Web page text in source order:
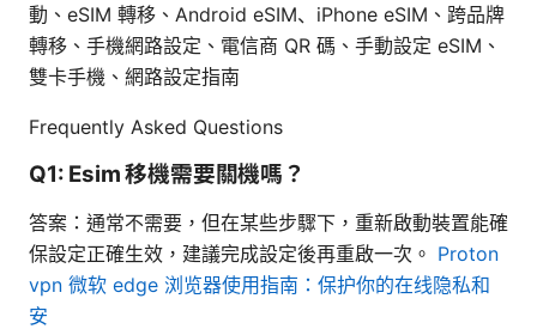
動、eSIM 轉移、Android eSIM、iPhone eSIM、跨品牌
轉移、手機網路設定、電信商 QR 碼、手動設定 eSIM、
雙卡手機、網路設定指南
Frequently Asked Questions
Q1: Esim 移機需要關機嗎？
答案：通常不需要，但在某些步驟下，重新啟動裝置能確
保設定正確生效，建議完成設定後再重啟一次。 Proton
vpn 微软 edge 浏览器使用指南：保护你的在线隐私和
安